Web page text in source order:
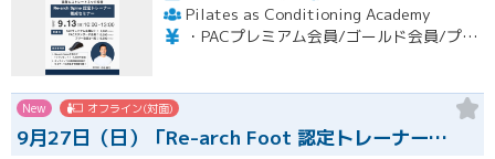
Pilates as Conditioning Academy
・PACプレミアム会員/ゴールド会員/プラチナ会員：9,900円（税込） ・PACスタンダード会員：13,200円（税込） ・フリー会員：16,500円（税込）
New オフライン(対面)
9月27日（日）「Re-arch Foot 認定トレーナー…